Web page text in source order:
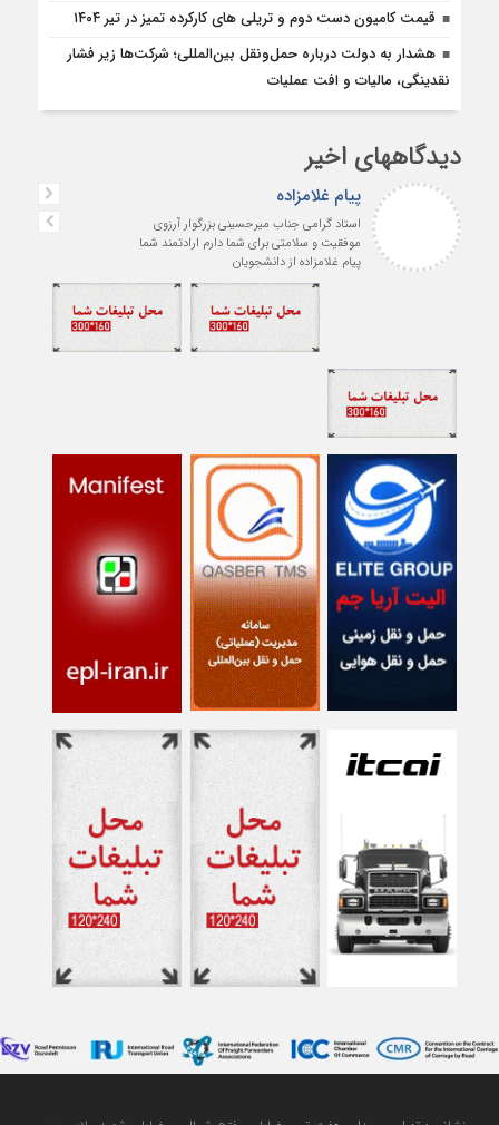
قیمت کامیون دست دوم و تریلی‌ های کارکرده تمیز در تیر ۱۴۰۴
هشدار به دولت درباره حمل‌ونقل بین‌المللی؛ شرکت‌ها زیر فشار
نقدینگی، مالیات و افت عملیات
دیدگاههای اخیر
پیام غلامزاده
استاد گرامی جناب میرحسینی بزرگوار آرزوی
موفقیت و سلامتی برای شما دارم ارادتمند شما
پیام غلامزاده از دانشجویان